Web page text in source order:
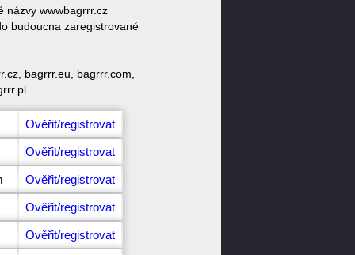
názvy wwwbagrrr.cz
budoucna zaregistrované
bagrrr.eu, bagrrr.com,
Ověřit/registrovat
Ověřit/registrovat
Ověřit/registrovat
Ověřit/registrovat
Ověřit/registrovat